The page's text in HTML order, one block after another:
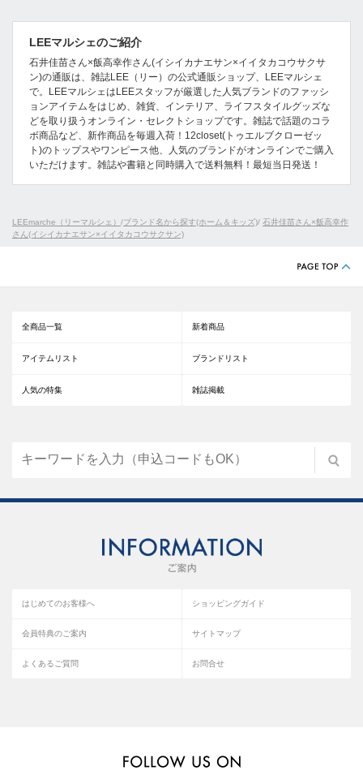
LEEマルシェのご紹介
石井佳苗さん×飯高幸作さん(イシイカナエサン×イイタカコウサクサ
ン)の通販は、雑誌LEE（リー）の公式通販ショップ、LEEマルシェ
で。LEEマルシェはLEEスタッフが厳選した人気ブランドのファッシ
ョンアイテムをはじめ、雑貨、インテリア、ライフスタイルグッズな
どを取り扱うオンライン・セレクトショップです。雑誌で話題のコラ
ボ商品など、新作商品を毎週入荷！12closet(トゥエルブクローゼッ
ト)のトップスやワンピース他、人気のブランドがオンラインでご購入
いただけます。雑誌や書籍と同時購入で送料無料！最短当日発送！
LEEmarche（リーマルシェ） /ブランド名から探す(ホーム＆キッズ)/ 石井佳苗さん×飯高幸作
さん(イシイカナエサン×イイタカコウサクサン)
全商品一覧 新着商品
アイテムリスト ブランドリスト
人気の特集 雑誌掲載
はじめてのお客様へ ショッピングガイド
会員特典のご案内 サイトマップ
よくあるご質問 お問合せ